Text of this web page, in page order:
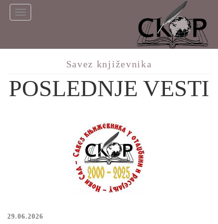
Skip
Toggle
Savez književnika
POSLEDNJE VESTI
29.06.2026